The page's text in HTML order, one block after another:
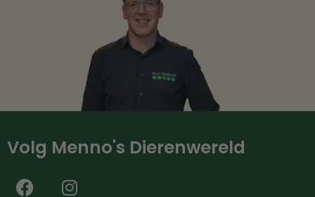
Volg Menno's Dierenwereld